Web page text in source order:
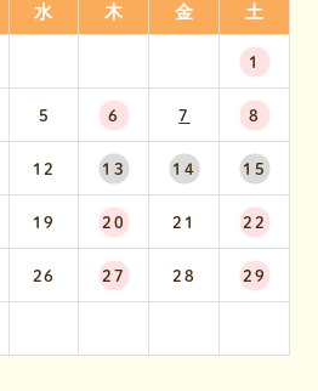
水 木 金 土
1
5 6 7 8
12 13 14 15
19 20 21 22
26 27 28 29